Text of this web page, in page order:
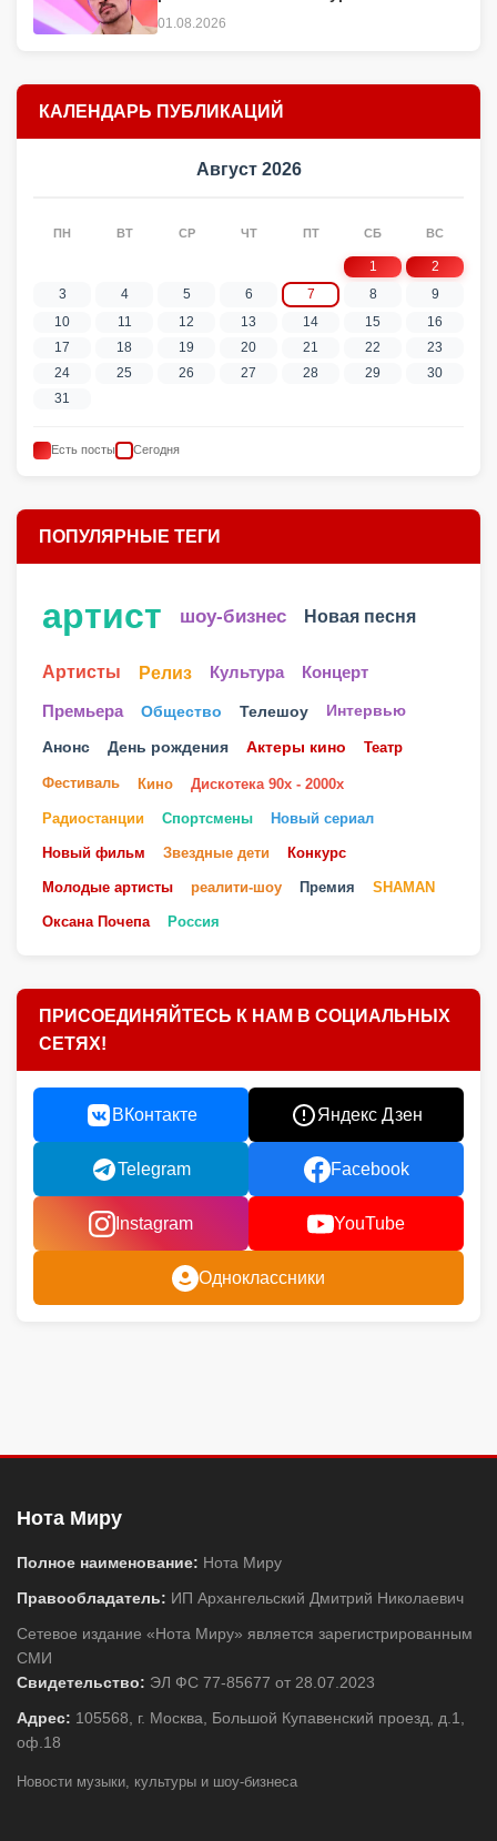
01.08.2026
КАЛЕНДАРЬ ПУБЛИКАЦИЙ
Август 2026
ПН ВТ СР ЧТ ПТ СБ ВС
1
2
3
4 5 6 7 8
9
10
11 12 13 14 15
16
17
18 19 20 21 22
23
24
25 26 27 28 29
30
31
Есть посты Сегодня
ПОПУЛЯРНЫЕ ТЕГИ
артист шоу-бизнес Новая песня
Артисты Релиз Культура Концерт
Премьера Общество Телешоу Интервью
Анонс День рождения Актеры кино Театр
Фестиваль Кино Дискотека 90х - 2000х
Радиостанции Спортсмены Новый сериал
Новый фильм Звездные дети Конкурс
Молодые артисты реалити-шоу Премия SHAMAN
Оксана Почепа Россия
ПРИСОЕДИНЯЙТЕСЬ К НАМ В СОЦИАЛЬНЫХ
СЕТЯХ!
ВКонтакте Яндекс Дзен
Telegram Facebook
Instagram YouTube
Одноклассники
Нота Миру
Полное наименование: Нота Миру
Правообладатель: ИП Архангельский Дмитрий Николаевич
Сетевое издание «Нота Миру» является зарегистрированным
СМИ
Свидетельство: ЭЛ ФС 77-85677 от 28.07.2023
Адрес: 105568, г. Москва, Большой Купавенский проезд, д.1,
оф.18
Новости музыки, культуры и шоу-бизнеса